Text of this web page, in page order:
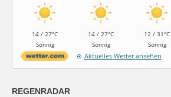
14 / 27°C
Sonnig
14 / 27°C
Sonnig
12 / 31°C
Sonnig
Aktuelles Wetter ansehen
REGENRADAR